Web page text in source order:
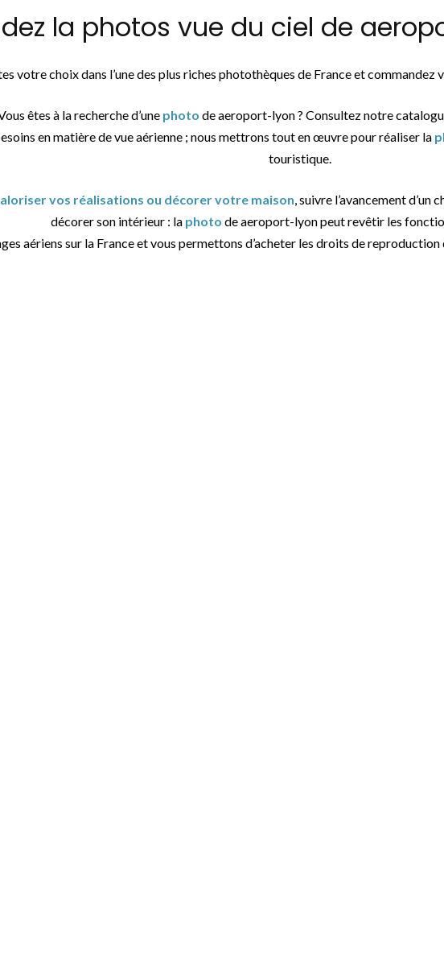
la photos vue du ciel de
votre choix dans l’une des plus riches photothèques de France et commandez
êtes à la recherche d’une photo de aeroport-lyon ? Consultez notre
en matière de vue aérienne ; nous mettrons tout en œuvre pour réaliser la
touristique.
vos réalisations ou décorer votre maison, suivre l’avancement
décorer son intérieur : la photo de aeroport-lyon peut revêtir les
aériens sur la France et vous permettons d’acheter les droits de reproduction